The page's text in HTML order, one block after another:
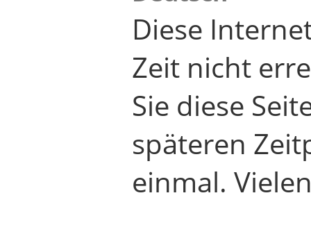
Diese
Zeit nicht
Sie diese
späteren
einmal.